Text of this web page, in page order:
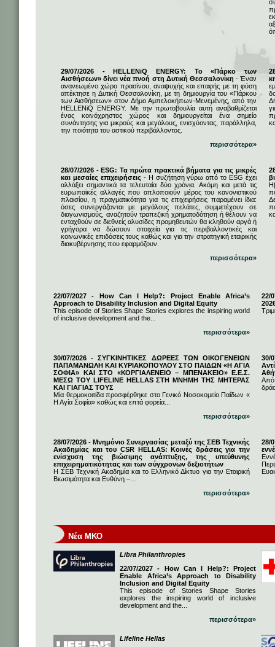
29/07/2026 - HELLENiQ ENERGY: Το «Πάρκο των
Αισθήσεων» δίνει νέα πνοή στη Δυτική Θεσσαλονίκη - Έναν
ανανεωμένο χώρο πρασίνου, αναψυχής και επαφής με τη φύση
απέκτησε η Δυτική Θεσσαλονίκη, με τη δημιουργία του «Πάρκου
των Αισθήσεων» στον Δήμο Αμπελοκήπων-Μενεμένης, από την
HELLENiQ ENERGY. Με την πρωτοβουλία αυτή αναβαθμίζεται
ένας κοινόχρηστος χώρος και δημιουργείται ένα σημείο
συνάντησης για μικρούς και μεγάλους, ενισχύοντας, παράλληλα,
την ποιότητα του αστικού περιβάλλοντος.
περισσότερα»
28/07/2026 - ESG: Τα πρώτα πρακτικά βήματα για τις μικρές
και μεσαίες επιχειρήσεις - Η συζήτηση γύρω από το ESG έχει
αλλάξει σημαντικά τα τελευταία δύο χρόνια. Ακόμη και μετά τις
ευρωπαϊκές αλλαγές που απλοποιούν μέρος του κανονιστικού
πλαισίου, η πραγματικότητα για τις επιχειρήσεις παραμένει ίδια:
όσες συνεργάζονται με μεγάλους πελάτες, συμμετέχουν σε
διαγωνισμούς, αναζητούν τραπεζική χρηματοδότηση ή θέλουν να
ενταχθούν σε διεθνείς αλυσίδες προμηθευτών θα κληθούν αργά ή
γρήγορα να δώσουν στοιχεία για τις περιβαλλοντικές και
κοινωνικές επιδόσεις τους καθώς και για την στρατηγική εταιρικής
διακυβέρνησης που εφαρμόζουν.
περισσότερα»
22/07/2027 - How Can I Help?: Project Enable Africa’s
Approach to Disability Inclusion and Digital Equity
This episode of Stories Shape Stories explores the inspiring world
of inclusive development and the...
περισσότερα»
22/
30/07/2026 - ΣΥΓΚΙΝΗΤΙΚΕΣ ΔΩΡΕΕΣ ΤΩΝ ΟΙΚΟΓΕΝΕΙΩΝ
ΠΑΠΑΜΑΝΩΛΗ ΚΑΙ ΚΥΡΙΑΚΟΠΟΥΛΟΥ ΣΤΟ ΠΑΙΔΩΝ «Η ΑΓΙΑ
ΣΟΦΙΑ» ΚΑΙ ΣΤΟ «ΚΟΡΓΙΑΛΕΝΕΙΟ – ΜΠΕΝΑΚΕΙΟ» Ε.Ε.Σ.
ΜΕΣΩ ΤΟΥ LIFELINE HELLAS ΣΤΗ ΜΝΗΜΗ ΤΗΣ ΜΗΤΕΡΑΣ
ΚΑΙ ΓΙΑΓΙΑΣ ΤΟΥΣ
Μία θερμοκοιτίδα προσφέρθηκε στο Γενικό Νοσοκομείο Παίδων «
Η Αγία Σοφία» καθώς και επτά φορεία...
περισσότερα»
30/
Από
28/07/2026 - Μνημόνιο Συνεργασίας μεταξύ της ΣΕΒ Τεχνικής
Ακαδημίας και του CSR HELLAS: Κοινές δράσεις για την
ενίσχυση της βιώσιμης ανάπτυξης, της υπεύθυνης
επιχειρηματικότητας και των σύγχρονων δεξιοτήτων
Η ΣΕΒ Τεχνική Ακαδημία και το Ελληνικό Δίκτυο για την Εταιρική
Βιωσιμότητα και Ευθύνη –...
περισσότερα»
28/
Νέα ΜΚΟ
Libra Philanthropies
22/07/2027 - How Can I Help?: Project
Enable Africa’s Approach to Disability
Inclusion and Digital Equity
This episode of Stories Shape Stories
explores the inspiring world of inclusive
development and the...
περισσότερα»
Lifeline Hellas